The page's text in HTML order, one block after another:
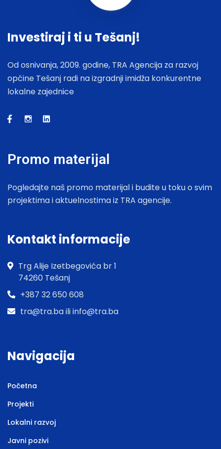
Investiraj i ti u Tešanj!
Od osnivanja, 2009. godine, TRA Agencija za razvoj
općine Tešanj radi na izgradnji imidža konkurentne
lokalne zajednice
Promo materijal
Pogledajte naš promo materijal i budite u toku o svim
projektima i aktuelnostima iz TRA agencije.
Kontakt informacije
Trg Alije Izetbegovića br 1
74260 Tešanj
+387 32 650 608
tra@tra.ba ili info@tra.ba
Navigacija
Početna
Projekti
Lokalni razvoj
Javni pozivi